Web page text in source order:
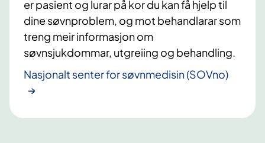
er pasient og lurar på kor du kan få hjelp til
dine søvnproblem, og mot behandlarar som
treng meir informasjon om
søvnsjukdommar, utgreiing og behandling.
Nasjonalt senter for søvnmedisin (SOVno)